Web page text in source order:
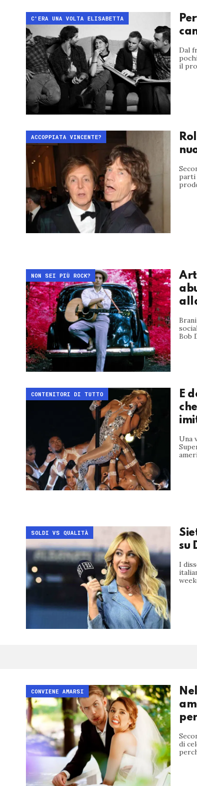
Dal
il
C'ERA UNA VOLTA ELISABETTA
parti
ACCOPPIATA VINCENTE?
Bob
NON SEI PIÙ ROCK?
E
Una
CONTENITORI DI TUTTO
su
I
SOLDI VS QUALITÀ
di
CONVIENE AMARSI